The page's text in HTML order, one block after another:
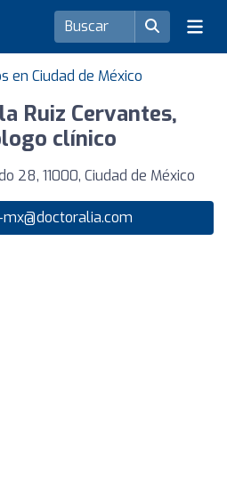
en Ciudad de México
Ruiz Cervantes,
clínico
28, 11000, Ciudad de México